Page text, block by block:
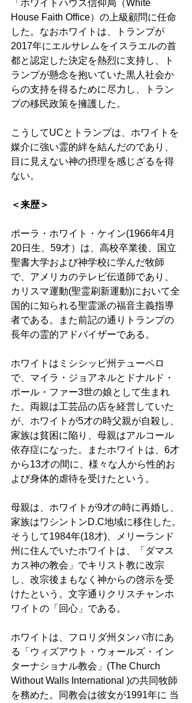
「ホワイトハウス信仰局（White
House Faith Office）の上級顧問に任命
した。なおホワイトは、トランプが
2017年にエルサレムをイスラエルの首
都と認定した決定を熱烈に支持し、ト
ランプが懸念を抱いていた黒人社会か
らの支持を得るために尽力し、トラン
プの移民政策を擁護した。
こうしてUCとトランプは、ホワイトを
媒介に強い霊的絆を結んだのであり、
目に見えない神の摂理を感じざるを得
ない。
＜来歴＞
ポーラ・ホワイト・ケイン(1966年4月
20日生、59才）は、高校卒業後、国立
聖書大学および神学校に学んだ牧師
で、アメリカのテレビ伝道師であり、
カリスマ運動(聖霊刷新運動)において全
国的に知られる聖霊派の福音主義指導
者である。また前記の通りトランプの
長年の霊的アドバイザーである。
ホワイトはミシシッピ州テューペロ
で、マイラ・ジョアネルとドナルド・
ポール・ファー3世の娘として生まれ
た。両親は工芸品の店を経営していた
が、ホワイトが5才の時父親が自殺し、
家族は貧困に陥り、母親はアルコール
依存症になった。またホワイトは、6才
から13才の間に、様々な人から性的お
よび身体的虐待を受けたという。
母親は、ホワイトが9才の時に再婚し、
家族はワシントンD.C地域に移住した。
そうして1984年(18才)、メリーランド
州に住んでいたホワイトは、「ダマス
カス神の教会」でキリスト教に改宗
し、改宗後まもなく神からの啓示を受
けたという。文字通りクリスチャンホ
ワイトの「回心」である。
ホワイトは、フロリダ州タンパ市にあ
る「ウィズアウト・ウォールズ・イン
ターナショナル教会」(The Church
Without Walls International )の共同牧師
を務めた。同教会は彼女が1991年に 当